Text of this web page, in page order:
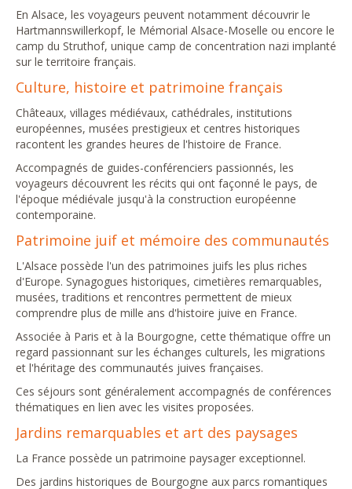
En Alsace, les voyageurs peuvent notamment découvrir le
Hartmannswillerkopf, le Mémorial Alsace-Moselle ou encore le
camp du Struthof, unique camp de concentration nazi implanté
sur le territoire français.
Culture, histoire et patrimoine français
Châteaux, villages médiévaux, cathédrales, institutions
européennes, musées prestigieux et centres historiques
racontent les grandes heures de l'histoire de France.
Accompagnés de guides-conférenciers passionnés, les
voyageurs découvrent les récits qui ont façonné le pays, de
l'époque médiévale jusqu'à la construction européenne
contemporaine.
Patrimoine juif et mémoire des communautés
L'Alsace possède l'un des patrimoines juifs les plus riches
d'Europe. Synagogues historiques, cimetières remarquables,
musées, traditions et rencontres permettent de mieux
comprendre plus de mille ans d'histoire juive en France.
Associée à Paris et à la Bourgogne, cette thématique offre un
regard passionnant sur les échanges culturels, les migrations
et l'héritage des communautés juives françaises.
Ces séjours sont généralement accompagnés de conférences
thématiques en lien avec les visites proposées.
Jardins remarquables et art des paysages
La France possède un patrimoine paysager exceptionnel.
Des jardins historiques de Bourgogne aux parcs romantiques